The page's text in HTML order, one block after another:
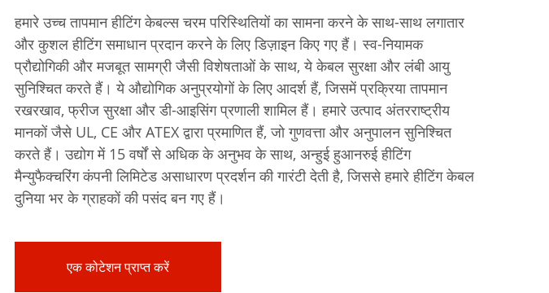
हमारे उच्च तापमान हीटिंग केबल्स चरम परिस्थितियों का सामना करने के साथ-साथ लगातार
और कुशल हीटिंग समाधान प्रदान करने के लिए डिज़ाइन किए गए हैं। स्व-नियामक
प्रौद्योगिकी और मजबूत सामग्री जैसी विशेषताओं के साथ, ये केबल सुरक्षा और लंबी आयु
सुनिश्चित करते हैं। ये औद्योगिक अनुप्रयोगों के लिए आदर्श हैं, जिसमें प्रक्रिया तापमान
रखरखाव, फ्रीज सुरक्षा और डी-आइसिंग प्रणाली शामिल हैं। हमारे उत्पाद अंतरराष्ट्रीय
मानकों जैसे UL, CE और ATEX द्वारा प्रमाणित हैं, जो गुणवत्ता और अनुपालन सुनिश्चित
करते हैं। उद्योग में 15 वर्षों से अधिक के अनुभव के साथ, अन्हुई हुआनरुई हीटिंग
मैन्युफैक्चरिंग कंपनी लिमिटेड असाधारण प्रदर्शन की गारंटी देती है, जिससे हमारे हीटिंग केबल
दुनिया भर के ग्राहकों की पसंद बन गए हैं।
एक कोटेशन प्राप्त करें